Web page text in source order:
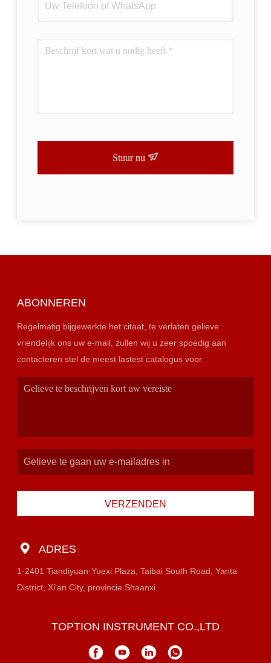
Stuur nu
ABONNEREN
Regelmatig bijgewerkte het citaat, te verlaten gelieve
vriendelijk ons uw e-mail, zullen wij u zeer spoedig aan
contacteren stel de meest lastest catalogus voor.
VERZENDEN
ADRES
1-2401 Tiandiyuan·Yuexi Plaza, Taibai South Road, Yanta
District, Xi'an City, provincie Shaanxi
TOPTION INSTRUMENT CO.,LTD